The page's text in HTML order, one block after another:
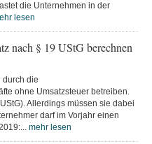
die Unternehmen in der
lesen
nach § 19 UStG berechnen
durch die
ohne Umsatzsteuer betreiben.
Allerdings müssen sie dabei
darf im Vorjahr einen
mehr lesen